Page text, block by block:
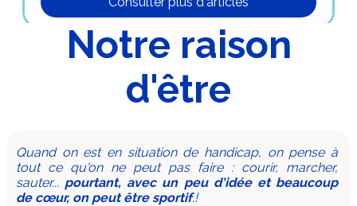
Notre raison
d'être
Quand on est en situation de handicap, on pense à
tout ce qu'on ne peut pas faire : courir, marcher,
sauter... pourtant, avec un peu d'idée et beaucoup
de cœur, on peut être sportif.!